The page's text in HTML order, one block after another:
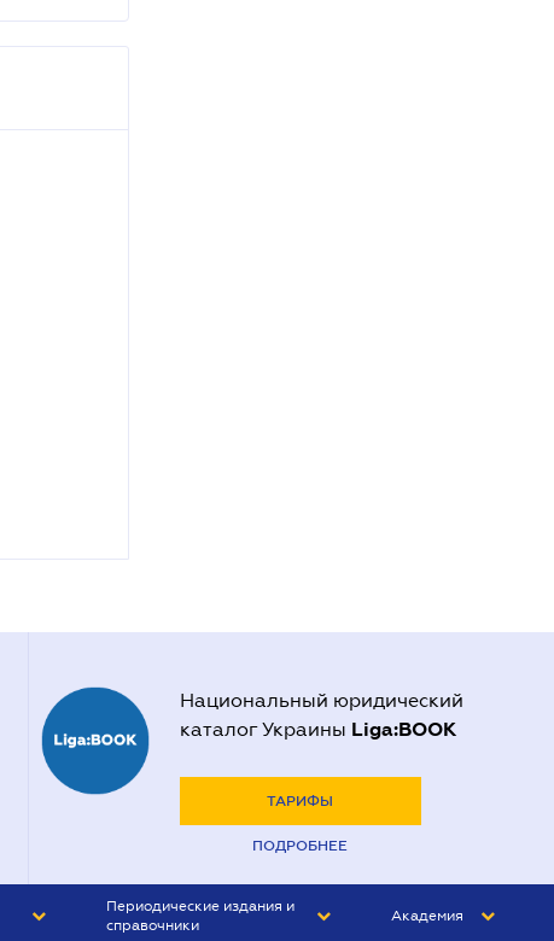
Национальный юридический
каталог Украины Liga:BOOK
ТАРИФЫ
ПОДРОБНЕЕ
Периодические издания и
справочники
Академия